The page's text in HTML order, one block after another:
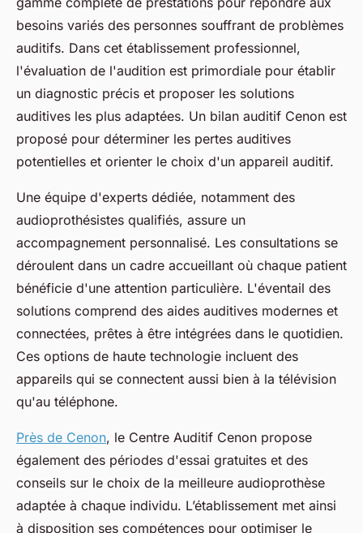
besoins variés des personnes souffrant de problèmes
auditifs. Dans cet établissement professionnel,
l'évaluation de l'audition est primordiale pour établir
un diagnostic précis et proposer les solutions
auditives les plus adaptées. Un bilan auditif Cenon est
proposé pour déterminer les pertes auditives
potentielles et orienter le choix d'un appareil auditif.
Une équipe d'experts dédiée, notamment des
audioprothésistes qualifiés, assure un
accompagnement personnalisé. Les consultations se
déroulent dans un cadre accueillant où chaque patient
bénéficie d'une attention particulière. L'éventail des
solutions comprend des aides auditives modernes et
connectées, prêtes à être intégrées dans le quotidien.
Ces options de haute technologie incluent des
appareils qui se connectent aussi bien à la télévision
qu'au téléphone.
Près de Cenon, le Centre Auditif Cenon propose
également des périodes d'essai gratuites et des
conseils sur le choix de la meilleure audioprothèse
adaptée à chaque individu. L’établissement met ainsi
à disposition ses compétences pour optimiser le